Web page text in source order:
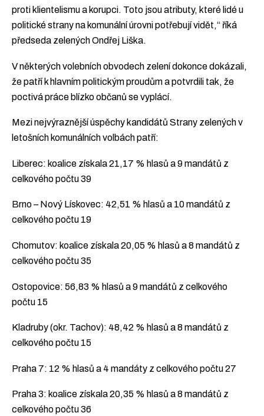
proti klientelismu a korupci. Toto jsou atributy, které lidé u
politické strany na komunální úrovni potřebují vidět,“ říká
předseda zelených Ondřej Liška.
V některých volebních obvodech zelení dokonce dokázali,
že patří k hlavním politickým proudům a potvrdili tak, že
poctivá práce blízko občanů se vyplácí.
Mezi nejvýraznější úspěchy kandidátů Strany zelených v
letošních komunálních volbách patří:
Liberec: koalice získala 21,17 % hlasů a 9 mandátů z
celkového počtu 39
Brno – Nový Lískovec: 42,51 % hlasů a 10 mandátů z
celkového počtu 19
Chomutov: koalice získala 20,05 % hlasů a 8 mandátů z
celkového počtu 35
Ostopovice: 56,83 % hlasů a 9 mandátů z celkového
počtu 15
Kladruby (okr. Tachov): 48,42 % hlasů a 8 mandátů z
celkového počtu 15
Praha 7: 12 % hlasů a 4 mandáty z celkového počtu 27
Praha 3: koalice získala 20,35 % hlasů a 8 mandátů z
celkového počtu 36